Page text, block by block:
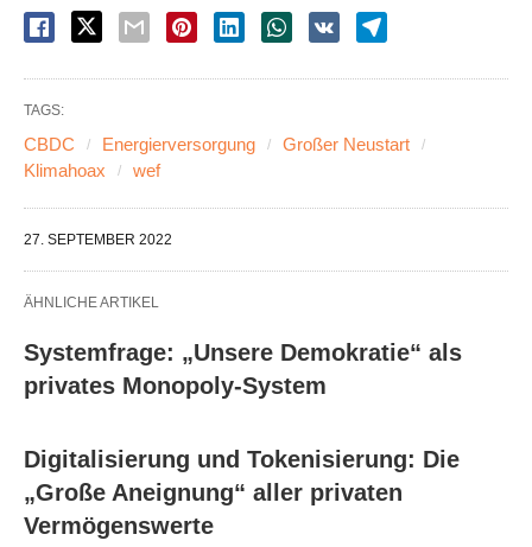
TAGS:
CBDC Energierversorgung
Großer Neustart
Klimahoax
wef
27. SEPTEMBER 2022
ÄHNLICHE ARTIKEL
Systemfrage: „Unsere Demokratie“ als
privates Monopoly-System
Digitalisierung und Tokenisierung: Die
„Große Aneignung“ aller privaten
Vermögenswerte